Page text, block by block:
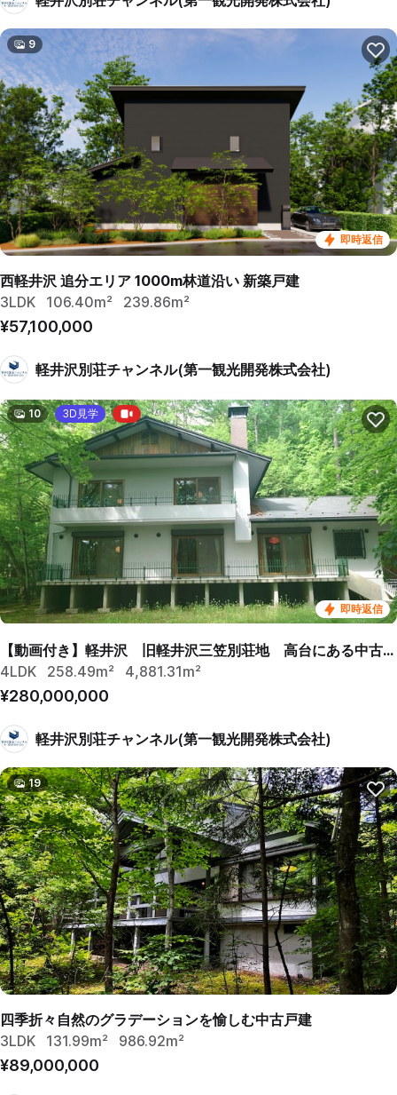
即時返信
9
西軽井沢 追分エリア 1000m林道沿い 新築戸建
3LDK
106.40m² 239.86m²
¥57,100,000
軽井沢別荘チャンネル(第一観光開発株式会社)
即時返信
10 3D見学
【動画付き】軽井沢 旧軽井沢三笠別荘地 高台にある中古別荘
4LDK
258.49m² 4,881.31m²
¥280,000,000
軽井沢別荘チャンネル(第一観光開発株式会社)
19
四季折々自然のグラデーションを愉しむ中古戸建
3LDK
131.99m² 986.92m²
¥89,000,000